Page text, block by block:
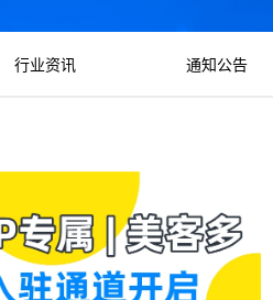
行业资讯 通知公告